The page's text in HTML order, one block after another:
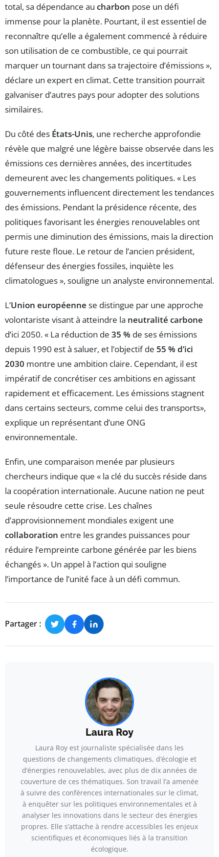
total, sa dépendance au charbon pose un défi
immense pour la planète. Pourtant, il est essentiel de
reconnaître qu’elle a également commencé à réduire
son utilisation de ce combustible, ce qui pourrait
marquer un tournant dans sa trajectoire d’émissions »,
déclare un expert en climat. Cette transition pourrait
galvaniser d’autres pays pour adopter des solutions
similaires.
Du côté des États-Unis, une recherche approfondie
révèle que malgré une légère baisse observée dans les
émissions ces dernières années, des incertitudes
demeurent avec les changements politiques. « Les
gouvernements influencent directement les tendances
des émissions. Pendant la présidence récente, des
politiques favorisant les énergies renouvelables ont
permis une diminution des émissions, mais la direction
future reste floue. Le retour de l’ancien président,
défenseur des énergies fossiles, inquiète les
climatologues », souligne un analyste environnemental.
L’Union européenne se distingue par une approche
volontariste visant à atteindre la neutralité carbone
d’ici 2050. « La réduction de 35 % de ses émissions
depuis 1990 est à saluer, et l’objectif de 55 % d’ici
2030 montre une ambition claire. Cependant, il est
impératif de concrétiser ces ambitions en agissant
rapidement et efficacement. Les émissions stagnent
dans certains secteurs, comme celui des transports»,
explique un représentant d’une ONG
environnementale.
Enfin, une comparaison menée par plusieurs
chercheurs indique que « la clé du succès réside dans
la coopération internationale. Aucune nation ne peut
seule résoudre cette crise. Les chaînes
d’approvisionnement mondiales exigent une
collaboration entre les grandes puissances pour
réduire l’empreinte carbone générée par les biens
échangés ». Un appel à l’action qui souligne
l’importance de l’unité face à un défi commun.
Partager :
Laura Roy
Laura Roy est journaliste spécialisée dans les
questions de changements climatiques, d’écologie et
d’énergies renouvelables, avec plus de dix années de
couverture de ces thématiques. Son travail l’a amenée
à suivre des conférences internationales sur le climat,
à enquêter sur les politiques environnementales et à
analyser les innovations dans le secteur des énergies
propres. Elle s’attache à rendre accessibles les enjeux
scientifiques et économiques liés à la transition
écologique.